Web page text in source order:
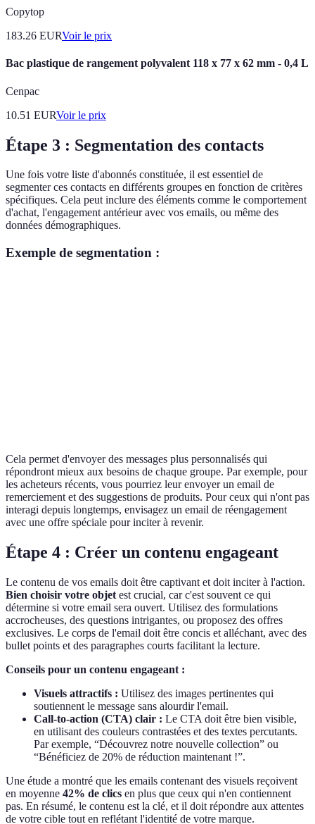
Copytop
183.26 EURVoir le prix
Bac plastique de rangement polyvalent 118 x 77 x 62 mm - 0,4 L
Cenpac
10.51 EURVoir le prix
Étape 3 : Segmentation des contacts
Une fois votre liste d'abonnés constituée, il est essentiel de
segmenter ces contacts en différents groupes en fonction de critères
spécifiques. Cela peut inclure des éléments comme le comportement
d'achat, l'engagement antérieur avec vos emails, ou même des
données démographiques.
Exemple de segmentation :
Cela permet d'envoyer des messages plus personnalisés qui
répondront mieux aux besoins de chaque groupe. Par exemple, pour
les acheteurs récents, vous pourriez leur envoyer un email de
remerciement et des suggestions de produits. Pour ceux qui n'ont pas
interagi depuis longtemps, envisagez un email de réengagement
avec une offre spéciale pour inciter à revenir.
Étape 4 : Créer un contenu engageant
Le contenu de vos emails doit être captivant et doit inciter à l'action.
Bien choisir votre objet est crucial, car c'est souvent ce qui
détermine si votre email sera ouvert. Utilisez des formulations
accrocheuses, des questions intrigantes, ou proposez des offres
exclusives. Le corps de l'email doit être concis et alléchant, avec des
bullet points et des paragraphes courts facilitant la lecture.
Conseils pour un contenu engageant :
Visuels attractifs : Utilisez des images pertinentes qui
soutiennent le message sans alourdir l'email.
Call-to-action (CTA) clair : Le CTA doit être bien visible,
en utilisant des couleurs contrastées et des textes percutants.
Par exemple, “Découvrez notre nouvelle collection” ou
“Bénéficiez de 20% de réduction maintenant !”.
Une étude a montré que les emails contenant des visuels reçoivent
en moyenne 42% de clics en plus que ceux qui n'en contiennent
pas. En résumé, le contenu est la clé, et il doit répondre aux attentes
de votre cible tout en reflétant l'identité de votre marque.